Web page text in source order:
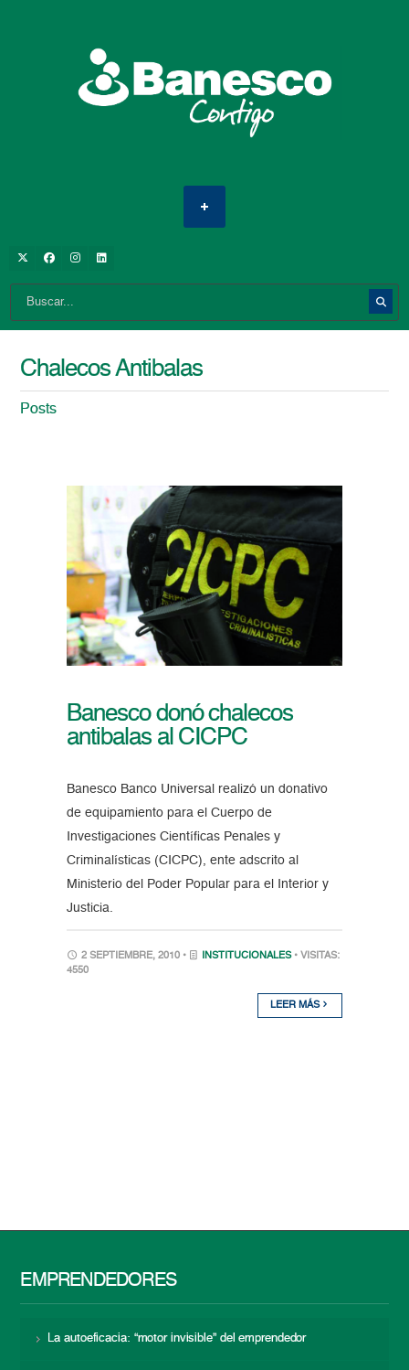
Chalecos Antibalas
Posts
Banesco donó chalecos
antibalas al CICPC
Banesco Banco Universal realizó un donativo
de equipamiento para el Cuerpo de
Investigaciones Científicas Penales y
Criminalísticas (CICPC), ente adscrito al
Ministerio del Poder Popular para el Interior y
Justicia.
2 SEPTIEMBRE, 2010 • INSTITUCIONALES • VISITAS:
4550
LEER MÁS
EMPRENDEDORES
La autoeficacia: “motor invisible” del emprendedor